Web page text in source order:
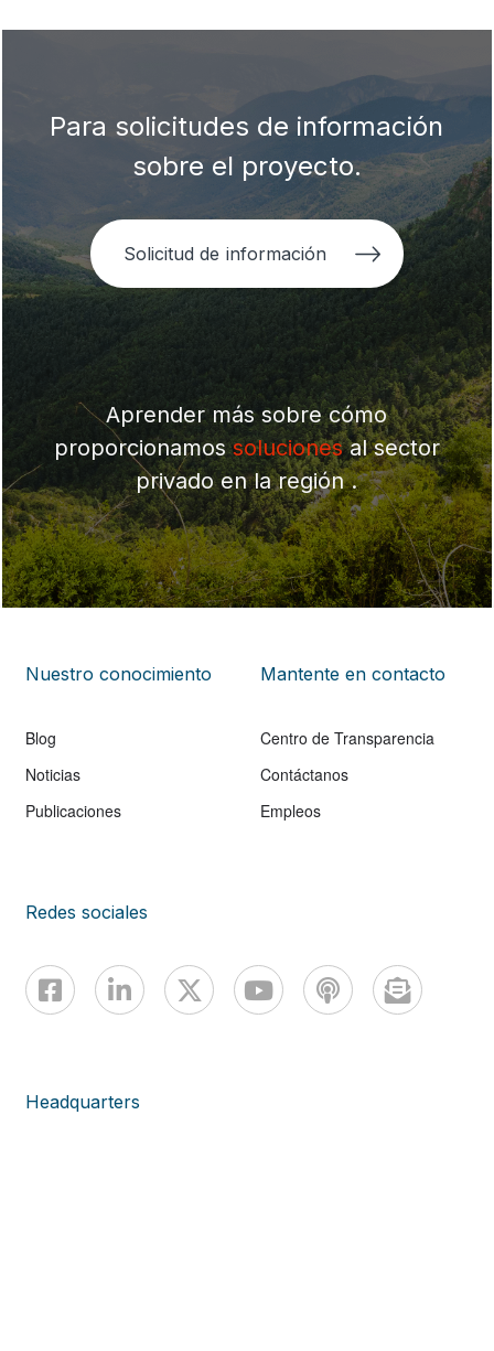
Para solicitudes de información
sobre el proyecto.
Solicitud de información
Aprender más sobre cómo
proporcionamossolucionesal sector
privado en la región .
Nuestro conocimiento
Blog
Noticias
Publicaciones
Mantente en contacto
Centro de Transparencia
Contáctanos
Empleos
Redes sociales
Headquarters